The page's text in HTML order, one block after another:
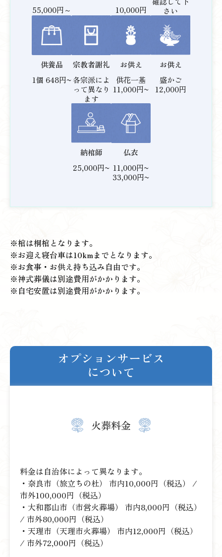
55,000円～ 10,000円
さい
供養品
1個 648円~
宗教者謝礼
各宗派によ
って異なり
ます
お供え
供花一基
11,000円~
お供え
盛かご
12,000円
納棺師
25,000円~
仏衣
11,000円~
33,000円~
※棺は桐棺となります。
※お迎え寝台車は10kmまでとなります。
※お食事・お供え持ち込み自由です。
※神式葬儀は別途費用がかかります。
※自宅安置は別途費用がかかります。
オプションサービス
について
火葬料金
料金は自治体によって異なります。
・奈良市（旅立ちの杜） 市内10,000円（税込） /
市外100,000円（税込）
・大和郡山市（市営火葬場） 市内8,000円（税込）
/ 市外80,000円（税込）
・天理市（天理市火葬場） 市内12,000円（税込）
/ 市外72,000円（税込）